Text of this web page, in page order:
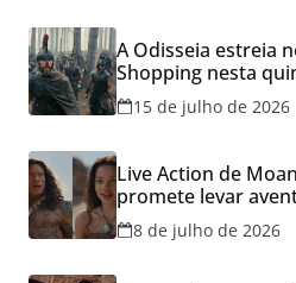
A Odisseia estreia
Shopping nesta
15 de julho de 2026
Live Action de
promete levar
Cineflix do
8 de julho de 2026